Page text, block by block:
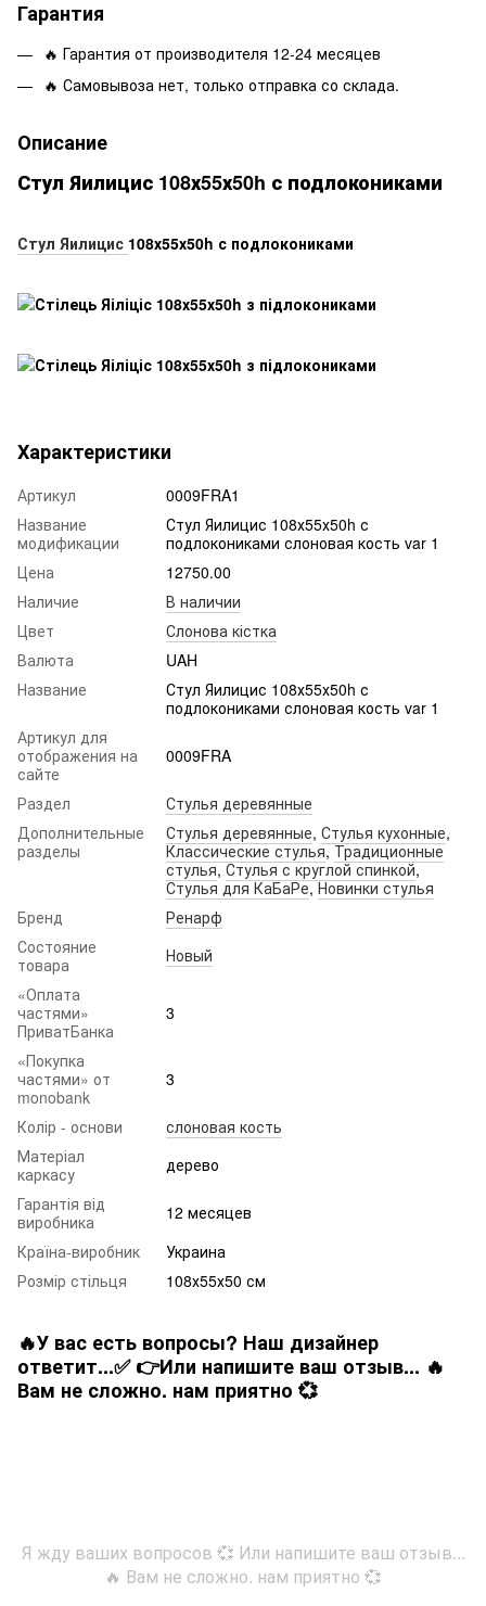
Гарантия
🔥 Гарантия от производителя 12-24 месяцев
🔥 Самовывоза нет, только отправка со склада.
Описание
Стул Яилицис 108х55х50h с подлокониками
Стул Яилицис 108х55х50h с подлокониками
Характеристики
Артикул
0009FRA1
Название
модификации
Стул Яилицис 108х55х50h с
подлокониками слоновая кость var 1
Цена
12750.00
Наличие
В наличии
Цвет
Слонова кістка
Валюта
UAH
Название
Стул Яилицис 108х55х50h с
подлокониками слоновая кость var 1
Артикул для
отображения на
сайте
0009FRA
Раздел
Стулья деревянные
Дополнительные
разделы
Стулья деревянные, Стулья кухонные,
Классические стулья,Традиционные
стулья,Стулья с круглой спинкой,
Стулья для КаБаРе,Новинки стулья
Бренд
Ренарф
Состояние
товара
Новый
«Оплата
частями»
ПриватБанка
3
«Покупка
частями» от
monobank
3
Колір - основи
слоновая кость
Матеріал
каркасу
дерево
Гарантія від
виробника
12 месяцев
Країна-виробник
Украина
Розмір стільця
108х55х50 см
🔥У вас есть вопросы? Наш дизайнер
ответит...✅ 👉Или напишите ваш отзыв... 🔥
Вам не сложно. нам приятно 💞
Я жду ваших вопросов 💞 Или напишите ваш отзыв...
🔥 Вам не сложно. нам приятно 💞